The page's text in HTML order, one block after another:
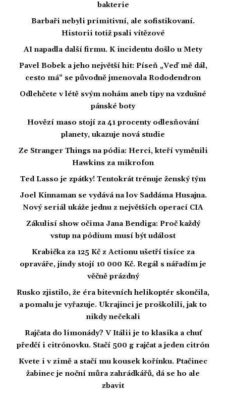
bakterie
Barbaři nebyli primitivní, ale sofistikovaní.
Historii totiž psali vítězové
AI napadla další firmu. K incidentu došlo u Mety
Pavel Bobek a jeho největší hit: Píseň „Veď mě dál,
cesto má“ se původně jmenovala Rododendron
Odlehčete v létě svým nohám aneb tipy na vzdušné
pánské boty
Hovězí maso stojí za 41 procenty odlesňování
planety, ukazuje nová studie
Ze Stranger Things na pódia: Herci, kteří vyměnili
Hawkins za mikrofon
Ted Lasso je zpátky! Tentokrát trénuje ženský tým
Joel Kinnaman se vydává na lov Saddáma Husajna.
Nový seriál ukáže jednu z největších operací CIA
Zákulisí show očima Jana Bendiga: Proč každý
vstup na pódium musí být událost
Krabička za 125 Kč z Actionu ušetří tisíce za
opraváře, jindy stojí 10 000 Kč. Regál s nářadím je
věčně prázdný
Rusko zjistilo, že éra bitevních helikoptér skončila,
a pomalu je vyřazuje. Ukrajinci je proškolili, jak to
nikdy nečekali
Rajčata do limonády? V Itálii je to klasika a chuť
předčí i citrónovku. Stačí 500 g rajčat a jeden citrón
Kvete i v zimě a stačí mu kousek kořínku. Ptačinec
žabinec je noční můra zahrádkářů, dá se ho ale
zbavit